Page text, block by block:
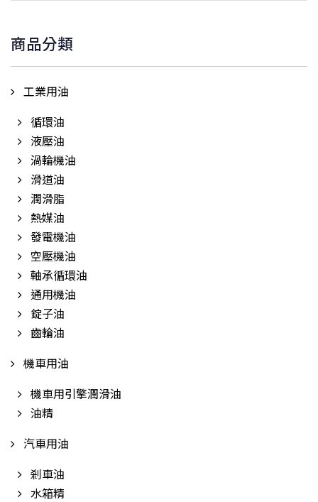
關
字:
商品分類
工業用油
循環油
液壓油
渦輪機油
滑道油
潤滑脂
熱媒油
發電機油
空壓機油
軸承循環油
通用機油
錠子油
齒輪油
機車用油
機車用引擎潤滑油
油精
汽車用油
剎車油
水箱精